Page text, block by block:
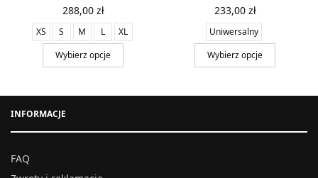
288,00 zł
XS S M L
XL
Wybierz opcje
233,00 zł
Uniwersalny
Wybierz opcje
INFORMACJE
FAQ